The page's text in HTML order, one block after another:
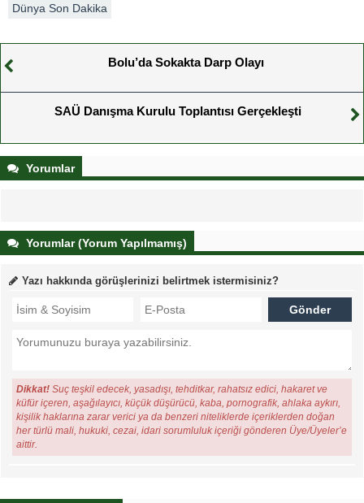
Dünya Son Dakika
Bolu’da Sokakta Darp Olayı
SAÜ Danışma Kurulu Toplantısı Gerçekleşti
Yorumlar
Yorumlar (Yorum Yapılmamış)
Yazı hakkında görüşlerinizi belirtmek istermisiniz?
Dikkat! Suç teşkil edecek, yasadışı, tehditkar, rahatsız edici, hakaret ve
küfür içeren, aşağılayıcı, küçük düşürücü, kaba, pornografik, ahlaka aykırı,
kişilik haklarına zarar verici ya da benzeri niteliklerde içeriklerden doğan
her türlü mali, hukuki, cezai, idari sorumluluk içeriği gönderen Üye/Üyeler’e
aittir.